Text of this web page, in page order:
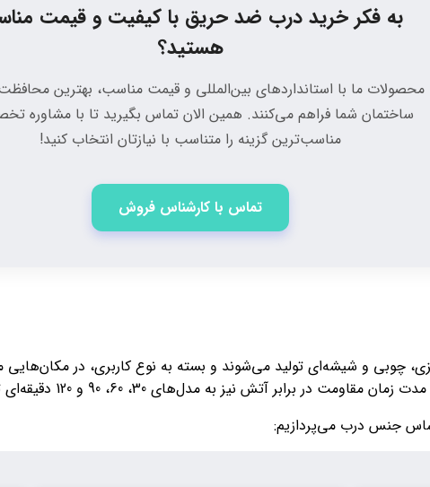
به فکر خرید درب ضد حریق با کیفیت و قیمت
هستید؟
محصولات ما با استانداردهای بین‌المللی و قیمت مناسب، بهترین محافظت
ساختمان شما فراهم می‌کنند. همین الان تماس بگیرید تا با مشاوره
مناسب‌ترین گزینه را متناسب با نیازتان انتخاب کنید!
تماس با کارشناس فروش
چوبی و شیشه‌ای تولید می‌شوند و بسته به نوع کاربری، در مکان‌هایی
آتش نیز به مدل‌های 30، 60، 90 و 120 دقیقه‌ای تقسیم می‌شوند.
جنس درب می‌پردازیم: